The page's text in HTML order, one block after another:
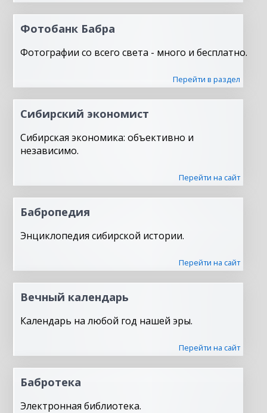
Фотобанк Бабра
Фотографии со всего света - много и бесплатно.
Перейти в раздел
Сибирский экономист
Сибирская экономика: объективно и
независимо.
Перейти на сайт
Бабропедия
Энциклопедия сибирской истории.
Перейти на сайт
Вечный календарь
Календарь на любой год нашей эры.
Перейти на сайт
Бабротека
Электронная библиотека.